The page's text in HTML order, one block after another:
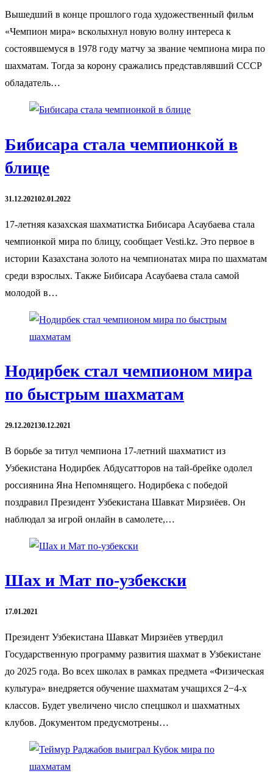
Вышедший в конце прошлого года художественный фильм
«Чемпион мира» всколыхнул новую волну интереса к
состоявшемуся в 1978 году матчу за звание чемпиона мира по
шахматам. Тогда за корону сражались представлявший СССР
обладатель…
Бибисара стала чемпионкой в
блице
31.12.202102.01.2022
17-летняя казахская шахматистка Бибисара Асаубаева стала
чемпионкой мира по блицу, сообщает Vesti.kz. Это первое в
истории Казахстана золото на чемпионатах мира по шахматам
среди взрослых. Также Бибисара Асаубаева стала самой
молодой в…
Нодирбек стал чемпионом мира
по быстрым шахматам
29.12.202130.12.2021
В борьбе за титул чемпиона 17-летний шахматист из
Узбекистана Нодирбек Абдусатторов на тай-брейке одолел
россиянина Яна Непомнящего. Нодирбека с победой
поздравил Президент Узбекистана Шавкат Мирзиёев. Он
наблюдал за игрой онлайн в самолете,…
Шах и Мат по-узбекски
17.01.2021
Президент Узбекистана Шавкат Мирзиёев утвердил
Государственную программу развития шахмат в Узбекистане
до 2025 года. Во всех школах в рамках предмета «Физическая
культура» внедряется обучение шахматам учащихся 2−4-х
классов. Будет увеличено число спецшкол и шахматных
клубов. Документом предусмотрены…